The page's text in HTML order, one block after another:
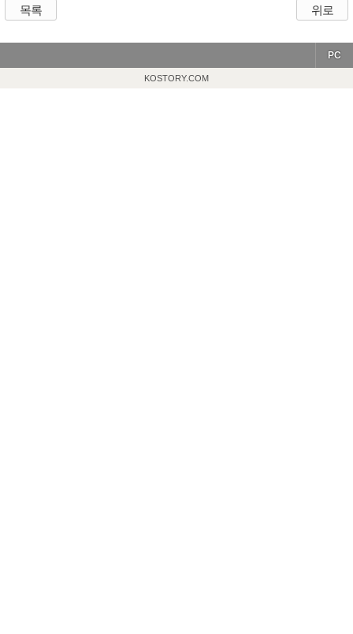
목록 위로
PC
KOSTORY.COM